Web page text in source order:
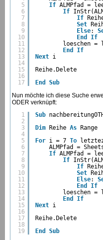
5
6
7
8
9
10
11
12
13
14
15
16
17
If ALMPfad =
If
If
Set
Else:
End
If
loeschen =
End
If
Next i
Reihe.Delete
End
Sub
Nun möchte ich diese Suche
ODER verknüpft:
1
2
3
4
5
6
7
8
9
10
11
12
13
14
15
16
17
18
19
Sub
Dim
Reihe As
Range
For i = 7 To
ALMPfad =
If ALMPfad =
If
If
Set
Else:
End
If
loeschen =
End
If
Next i
Reihe.Delete
End
Sub